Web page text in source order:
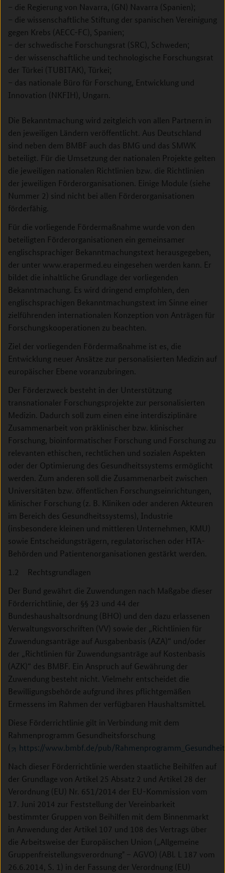
– die Regierung von Navarra, (GN) Navarra (Spanien);
– die wissenschaftliche Stiftung der spanischen Vereinigung
gegen Krebs (AECC-FC), Spanien;
– der schwedische Forschungsrat (SRC), Schweden;
– der wissenschaftliche und technologische Forschungsrat
der Türkei (TUBITAK), Türkei;
– das nationale Büro für Forschung, Entwicklung und
Innovation (NKFIH), Ungarn.
Die Bekanntmachung wird zeitgleich von allen Partnern in
den jeweiligen Ländern veröffentlicht. Aus Deutschland
sind neben dem BMBF auch das BMG und das SMWK
beteiligt. Für die Umsetzung der nationalen Projekte gelten
die jeweiligen nationalen Richtlinien bzw. die Richtlinien
der jeweiligen Förderorganisationen. Einige Module (siehe
Nummer 2) sind nicht bei allen Förderorganisationen
förderfähig.
Für die vorliegende Fördermaßnahme wurde von den
beteiligten Förderorganisationen ein gemeinsamer
englischsprachiger Bekanntmachungstext herausgegeben,
der unter www.erapermed.eu eingesehen werden kann. Er
bildet die inhaltliche Grundlage der vorliegenden
Bekanntmachung. Es wird dringend empfohlen, den
englischsprachigen Bekanntmachungstext im Sinne einer
zielführenden internationalen Konzeption von Anträgen für
Forschungskooperationen zu beachten.
Ziel der vorliegenden Fördermaßnahme ist es, die
Entwicklung neuer Ansätze zur personalisierten Medizin auf
euro­päischer Ebene voranzubringen.
Der Förderzweck besteht in der Unterstützung
transnationaler Forschungsprojekte zur personalisierten
Medizin. Dadurch soll zum einen eine interdisziplinäre
Zusammenarbeit von präklinischer bzw. klinischer
Forschung, bioinforma­tischer Forschung und Forschung zu
relevanten ethischen, rechtlichen und sozialen Aspekten
oder der Optimierung des Gesundheitssystems ermöglicht
werden. Zum anderen soll die Zusammenarbeit zwischen
Universitäten bzw. öffentlichen Forschungseinrichtungen,
klinischer Forschung (z. B. Kliniken oder anderen Akteuren
im Bereich des Gesundheitssystems), Industrie
(insbesondere kleinen und mittleren Unternehmen, KMU)
sowie Entscheidungsträgern, regulatorischen oder HTA-
Behörden und Patientenorganisationen gestärkt werden.
1.2 Rechtsgrundlagen
Der Bund gewährt die Zuwendungen nach Maßgabe dieser
Förderrichtlinie, der §§ 23 und 44 der
Bundeshaushaltsordnung (BHO) und den dazu erlassenen
Verwaltungsvorschriften (VV) sowie der „Richtlinien für
Zuwendungsanträge auf Ausgabenbasis (AZA)“ und/oder
der „Richtlinien für Zuwendungsanträge auf Kostenbasis
(AZK)“ des BMBF. Ein Anspruch auf Gewährung der
Zuwendung besteht nicht. Vielmehr entscheidet die
Bewilligungsbehörde aufgrund ihres pflichtgemäßen
Ermessens im Rahmen der verfügbaren Haushaltsmittel.
Diese Förderrichtlinie gilt in Verbindung mit dem
Rahmenprogramm Gesundheitsforschung
(
https://www.bmbf.de/pub/
Nach dieser Förderrichtlinie werden staatliche Beihilfen auf
der Grundlage von Artikel 25 Absatz 2 und Artikel 28 der
Verordnung (EU) Nr. 651/2014 der EU-Kommission vom
17. Juni 2014 zur Feststellung der Vereinbarkeit
bestimmter Gruppen von Beihilfen mit dem Binnenmarkt
in Anwendung der Artikel 107 und 108 des Vertrags über
die Arbeitsweise der Europäischen Union („Allgemeine
Gruppenfreistellungsverordnung" − AGVO) (ABl. L 187 vom
26.6.2014, S. 1) in der Fassung der Verordnung (EU)